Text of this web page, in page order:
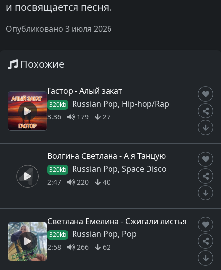
и посвящается песня.
Опубликовано 3 июля 2026
Похожие
Гастор - Алый закат
320kb Russian Pop, Hip-hop/Rap
3:36 179 27
Волгина Светлана - А я Танцую
320kb Russian Pop, Space Disco
2:47 220 40
Светлана Емелина - Сжигали листья
320kb Russian Pop, Pop
2:58 266 62